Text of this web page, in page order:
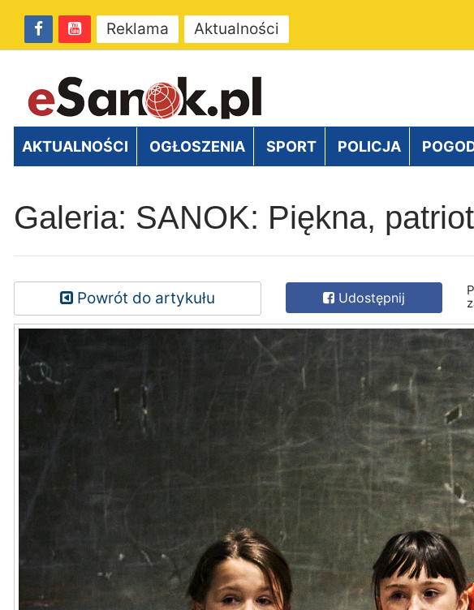
Reklama Aktualności
AKTUALNOŚCI OGŁOSZENIA SPORT POLICJA
Galeria: SANOK: Piękna,
Powrót do artykułu Udostępnij